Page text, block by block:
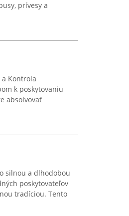
prívesy a
a Kontrola
k poskytovaniu
absolvovať
silnou a dlhodobou
poskytovateľov
tradíciou. Tento